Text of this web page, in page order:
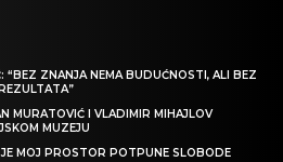
“BEZ ZNANJA NEMA BUDUĆNOSTI, ALI BEZ
MURATOVIĆ I VLADIMIR MIHAJLOV
MUZEJU
MOJ PROSTOR POTPUNE SLOBODE